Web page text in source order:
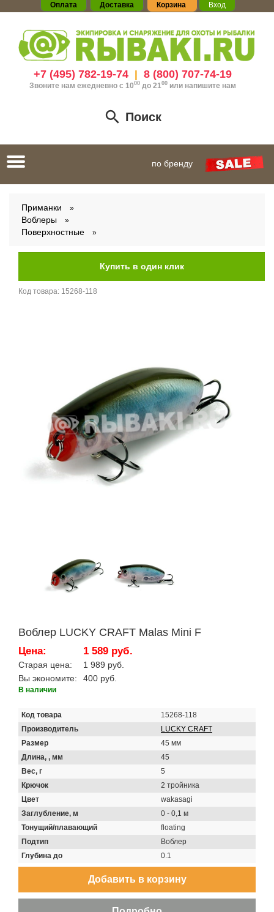
Оплата Доставка Корзина Вход
+7 (495) 782-19-74| 8 (800) 707-74-19
Звоните нам ежедневно с 1000до 21 00 или напишите нам
Поиск
Toggle
navigation
по бренду
Приманки
Воблеры
Поверхностные
Код товара: 15268-118
Воблер LUCKY CRAFT Malas Mini F
Цена: 1 589 руб.
Старая цена:
1 989 руб.
Вы экономите:
400 руб.
В наличии
Код товара
15268-118
Производитель
LUCKY CRAFT
Размер
45 мм
Длина, , мм
45
Вес, г
5
Крючок
2 тройника
Цвет
wakasagi
Заглубление, м
0 - 0,1 м
Тонущий/плавающий
floating
Подтип
Воблер
Глубина до
0.1